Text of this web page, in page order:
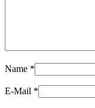
Name *
E-Mail *